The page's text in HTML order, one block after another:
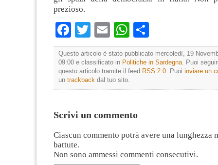
prezioso.
Facebook
TwitterEmailWhatsApp
Questo articolo è stato pubblicato mercoledì, 19
09:00 e classificato in Politiche in Sardegna . Puoi
questo articolo tramite il feed RSS 2.0 . Puoi inviare un
un trackback dal tuo sito.
Scrivi un commento
Ciascun commento potrà avere una lunghezza
battute.
Non sono ammessi commenti consecutivi.